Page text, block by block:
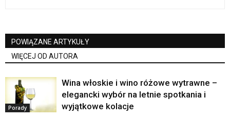
POWIĄZANE ARTYKUŁY
WIĘCEJ OD AUTORA
Porady
Wina włoskie i wino różowe wytrawne –
elegancki wybór na letnie spotkania i
wyjątkowe kolacje